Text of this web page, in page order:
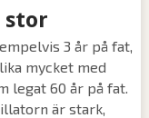
stor
3 år på fat,
mycket med
legat 60 år på fat.
är stark,